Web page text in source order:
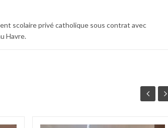
scolaire privé catholique sous contrat avec
Havre.